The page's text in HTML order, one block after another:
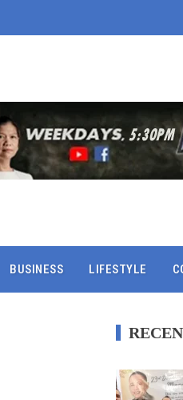
BUSINESS LIFESTYLE